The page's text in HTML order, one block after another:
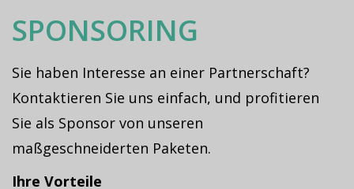
SPONSORING
Sie haben Interesse an einer Partnerschaft?
Kontaktieren Sie uns einfach, und profitieren
Sie als Sponsor von unseren
maßgeschneiderten Paketen.
Ihre Vorteile